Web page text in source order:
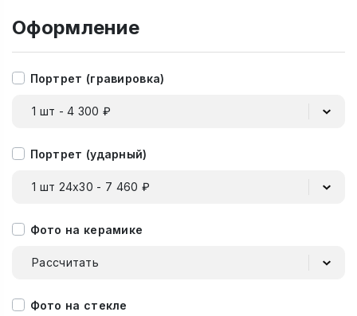
Оформление
Портрет (гравировка)
1 шт - 4 300 ₽
Портрет (ударный)
1 шт 24х30 - 7 460 ₽
Фото на керамике
Рассчитать
Фото на стекле